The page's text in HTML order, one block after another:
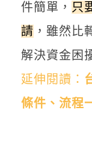
件簡單， 只
請 ，雖然比
解決資金困
延伸閱讀：
條件、流程